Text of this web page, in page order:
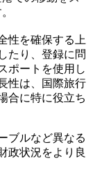
性を確保する上
たり、登録に問
ポートを使用し
性は、国際旅行
合に特に役立ち
ブルなど異なる
政状況をより良